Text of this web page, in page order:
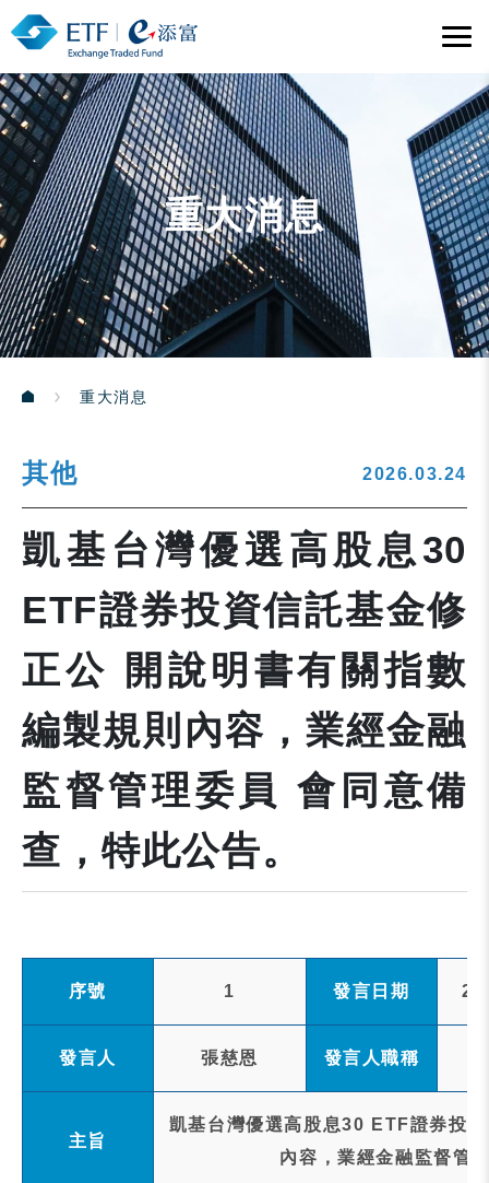
重大消息
重大消息
其他 2026.03.24
凱基台灣優選高股息30
ETF證券投資信託基金修
正公 開說明書有關指數
編製規則內容，業經金融
監督管理委員 會同意備
查，特此公告。
序號 1 發言日期
發言人 張慈恩 發言人職稱
主旨
凱基台灣優選高股息30 ETF證券投
內容，業經金融監督管